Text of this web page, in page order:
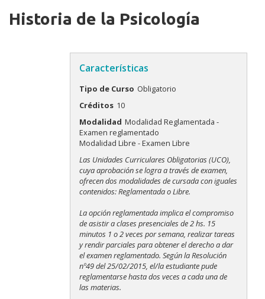
Historia de la Psicología
Características
Tipo de Curso Obligatorio
Créditos 10
Modalidad Modalidad Reglamentada -
Examen reglamentado
Modalidad Libre - Examen Libre
Modalidades
Las Unidades Curriculares Obligatorias (UCO),
cuya aprobación se logra a través de examen,
ofrecen dos modalidades de cursada con iguales
contenidos: Reglamentada o Libre.
La opción reglamentada implica el compromiso
de asistir a clases presenciales de 2 hs. 15
minutos 1 o 2 veces por semana, realizar tareas
y rendir parciales para obtener el derecho a dar
el examen reglamentado. Según la Resolución
nº49 del 25/02/2015, el/la estudiante pude
reglamentarse hasta dos veces a cada una de
las materias.